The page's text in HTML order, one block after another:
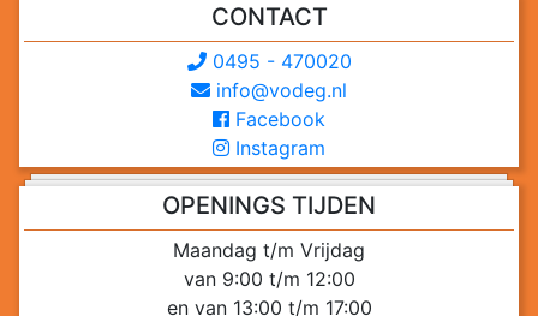
CONTACT
0495 - 470020
info@vodeg.nl
Facebook
Instagram
OPENINGS TIJDEN
Maandag t/m Vrijdag
van 9:00 t/m 12:00
en van 13:00 t/m 17:00